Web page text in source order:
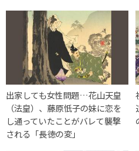
出家しても女性問題…花山天皇
（法皇）、藤原忯子の妹に恋を
し通っていたことがバレて襲撃
される「長徳の変」